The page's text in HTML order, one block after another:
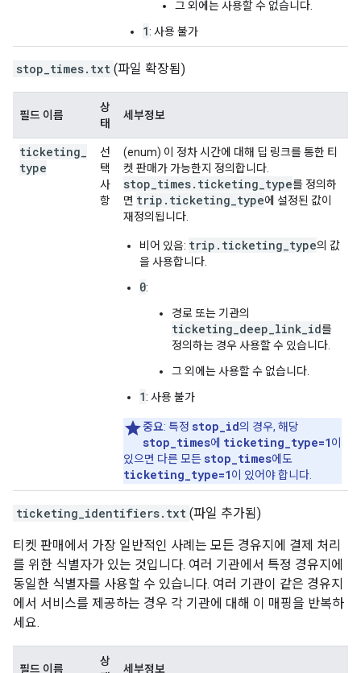
그 외에는 사용할 수 없습니다.
1: 사용 불가
stop_times.txt (파일 확장됨)
필드 이름
상
태
세부정보
ticketing
type
선
택
사
항
(enum) 이 정차 시간에 대해 딥 링크를 통한 티
켓 판매가 가능한지 정의합니다.
stop_times.ticketing_type를 정의하
면 trip.ticketing_type에 설정된 값이
재정의됩니다.
비어 있음: trip.ticketing_type의 값
을 사용합니다.
0:
경로 또는 기관의
ticketing_deep_link_id를
정의하는 경우 사용할 수 있습니다.
그 외에는 사용할 수 없습니다.
1: 사용 불가
중요: 특정 stop_id의 경우, 해당
stop_times에 ticketing_type=1이
있으면 다른 모든 stop_times에도
ticketing_type=1이 있어야 합니다.
ticketing_identifiers.txt (파일 추가됨)
티켓 판매에서 가장 일반적인 사례는 모든 경유지에 결제 처리
를 위한 식별자가 있는 것입니다. 여러 기관에서 특정 경유지에
동일한 식별자를 사용할 수 있습니다. 여러 기관이 같은 경유지
에서 서비스를 제공하는 경우 각 기관에 대해 이 매핑을 반복하
세요.
필드 이름
상
세부정보